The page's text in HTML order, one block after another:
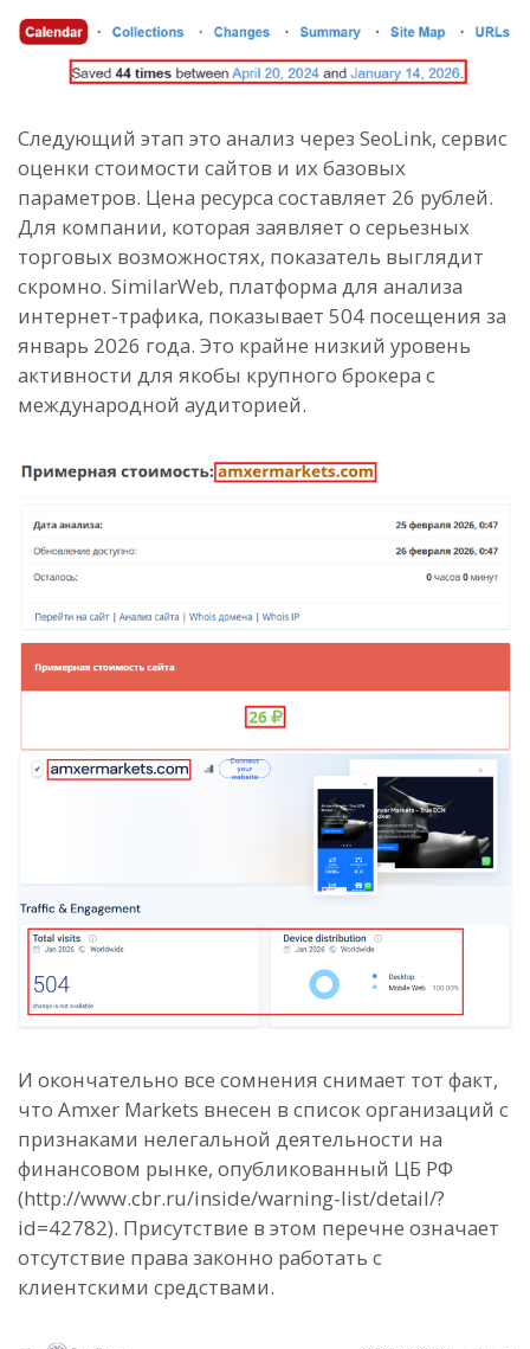
Следующий этап это анализ через SeoLink, сервис
оценки стоимости сайтов и их базовых
параметров. Цена ресурса составляет 26 рублей.
Для компании, которая заявляет о серьезных
торговых возможностях, показатель выглядит
скромно. SimilarWeb, платформа для анализа
интернет-трафика, показывает 504 посещения за
январь 2026 года. Это крайне низкий уровень
активности для якобы крупного брокера с
международной аудиторией.
И окончательно все сомнения снимает тот факт,
что Amxer Markets внесен в список организаций с
признаками нелегальной деятельности на
финансовом рынке, опубликованный ЦБ РФ
(http://www.cbr.ru/inside/warning-list/detail/?
id=42782). Присутствие в этом перечне означает
отсутствие права законно работать с
клиентскими средствами.